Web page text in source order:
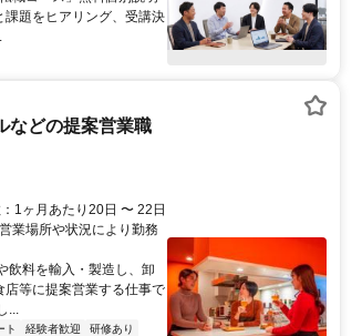
題をヒアリング、受講決
などの提案営業職
1ヶ月あたり20日 〜 22日
業場所や状況により勤務
飲料を輸入・製造し、卸
等に提案営業する仕事で
...
ト 経験者歓迎
研修あり